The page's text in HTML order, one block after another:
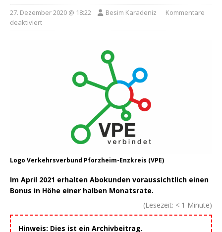
27. Dezember 2020 @ 18:22 Besim Karadeniz
Kommentare
deaktiviert
Logo Verkehrsverbund Pforzheim-Enzkreis (VPE)
Im April 2021 erhalten Abokunden voraussichtlich einen
Bonus in Höhe einer halben Monatsrate.
(Lesezeit: < 1 Minute)
Hinweis: Dies ist ein Archivbeitrag.